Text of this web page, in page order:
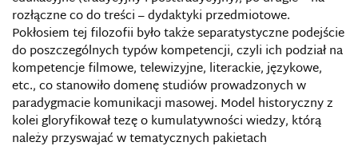
rozłączne co do treści – dydaktyki przedmiotowe.
Pokłosiem tej filozofii było także separatystyczne podejście
do poszczególnych typów kompetencji, czyli ich podział na
kompetencje filmowe, telewizyjne, literackie, językowe,
etc., co stanowiło domenę studiów prowadzonych w
paradygmacie komunikacji masowej. Model historyczny z
kolei gloryfikował tezę o kumulatywności wiedzy, którą
należy przyswajać w tematycznych pakietach